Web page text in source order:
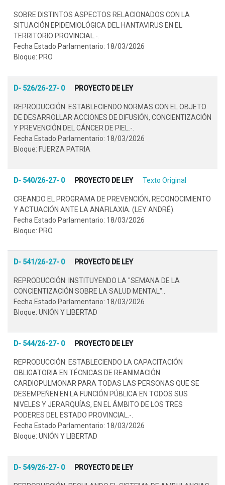
SOBRE DISTINTOS ASPECTOS RELACIONADOS CON LA
SITUACIÓN EPIDEMIOLÓGICA DEL HANTAVIRUS EN EL
TERRITORIO PROVINCIAL.-.
Fecha Estado Parlamentario: 18/03/2026
Bloque: PRO
D- 526/26-27- 0 PROYECTO DE LEY
REPRODUCCIÓN. ESTABLECIENDO NORMAS CON EL OBJETO
DE DESARROLLAR ACCIONES DE DIFUSIÓN, CONCIENTIZACIÓN
Y PREVENCIÓN DEL CÁNCER DE PIEL.-.
Fecha Estado Parlamentario: 18/03/2026
Bloque: FUERZA PATRIA
D- 540/26-27- 0 PROYECTO DE LEY Texto Original
CREANDO EL PROGRAMA DE PREVENCIÓN, RECONOCIMIENTO
Y ACTUACIÓN ANTE LA ANAFILAXIA. (LEY ANDRÉ).
Fecha Estado Parlamentario: 18/03/2026
Bloque: PRO
D- 541/26-27- 0 PROYECTO DE LEY
REPRODUCCIÓN: INSTITUYENDO LA "SEMANA DE LA
CONCIENTIZACIÓN SOBRE LA SALUD MENTAL"..
Fecha Estado Parlamentario: 18/03/2026
Bloque: UNIÓN Y LIBERTAD
D- 544/26-27- 0 PROYECTO DE LEY
REPRODUCCIÓN: ESTABLECIENDO LA CAPACITACIÓN
OBLIGATORIA EN TÉCNICAS DE REANIMACIÓN
CARDIOPULMONAR PARA TODAS LAS PERSONAS QUE SE
DESEMPEÑEN EN LA FUNCIÓN PÚBLICA EN TODOS SUS
NIVELES Y JERARQUÍAS, EN EL ÁMBITO DE LOS TRES
PODERES DEL ESTADO PROVINCIAL.-.
Fecha Estado Parlamentario: 18/03/2026
Bloque: UNIÓN Y LIBERTAD
D- 549/26-27- 0 PROYECTO DE LEY